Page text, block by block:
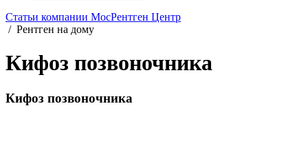
Статьи компании МосРентген Центр
/ Рентген на дому
Кифоз позвоночника
Кифоз позвоночника